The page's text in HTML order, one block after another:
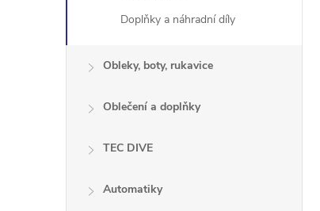
Doplňky a náhradní díly
Obleky, boty, rukavice
Oblečení a doplňky
TEC DIVE
Automatiky